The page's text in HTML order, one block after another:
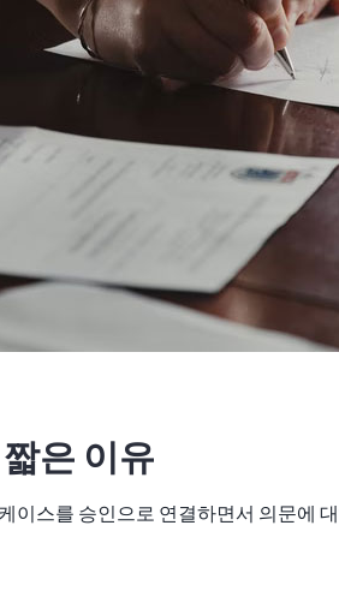
은 이유
스를 승인으로 연결하면서 의문에